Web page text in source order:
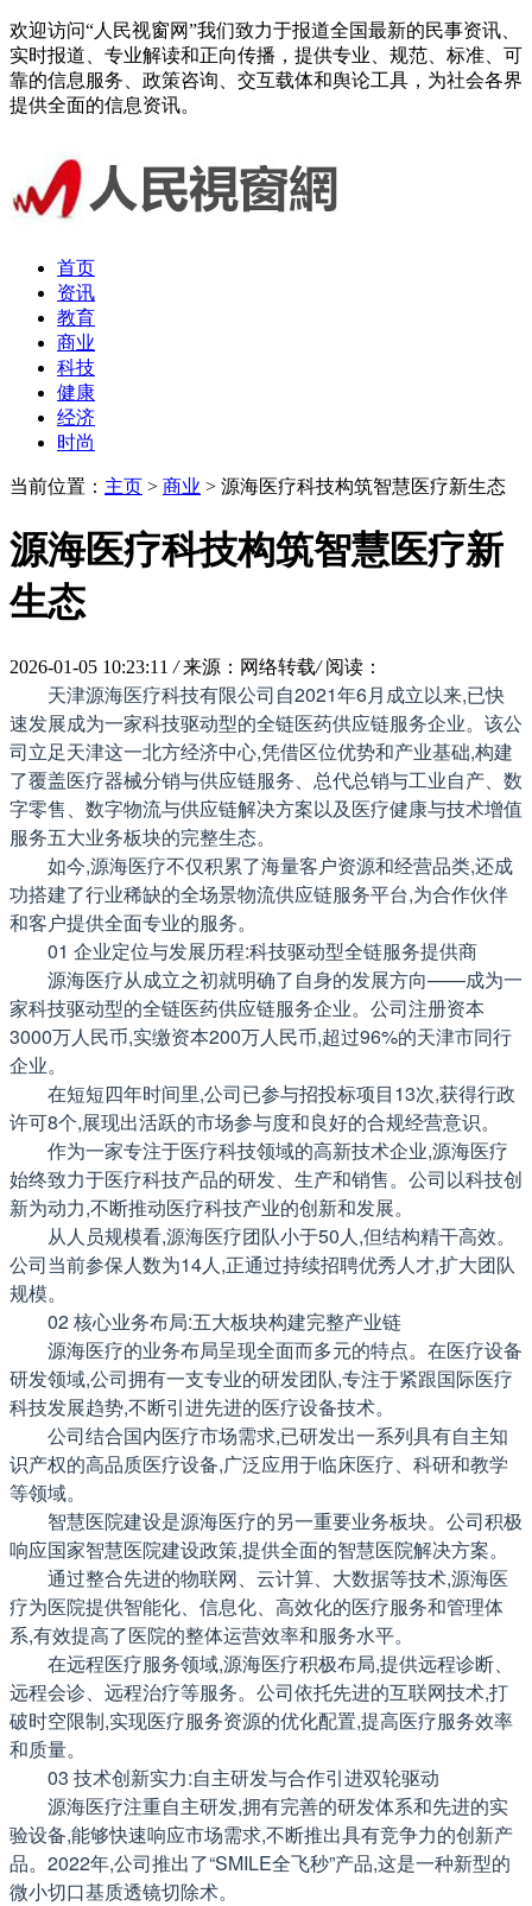
欢迎访问“人民视窗网”我们致力于报道全国最新的民事资讯、
实时报道、专业解读和正向传播，提供专业、规范、标准、可
靠的信息服务、政策咨询、交互载体和舆论工具，为社会各界
提供全面的信息资讯。
首页
资讯
教育
商业
科技
健康
经济
时尚
当前位置： 主页 > 商业 > 源海医疗科技构筑智慧医疗新生态
源海医疗科技构筑智慧医疗新
生态
2026-01-05 10:23:11 / 来源：网络转载/ 阅读：
天津源海医疗科技有限公司自2021年6月成立以来,已快
速发展成为一家科技驱动型的全链医药供应链服务企业。该公
司立足天津这一北方经济中心,凭借区位优势和产业基础,构建
了覆盖医疗器械分销与供应链服务、总代总销与工业自产、数
字零售、数字物流与供应链解决方案以及医疗健康与技术增值
服务五大业务板块的完整生态。
如今,源海医疗不仅积累了海量客户资源和经营品类,还成
功搭建了行业稀缺的全场景物流供应链服务平台,为合作伙伴
和客户提供全面专业的服务。
01 企业定位与发展历程:科技驱动型全链服务提供商
源海医疗从成立之初就明确了自身的发展方向——成为一
家科技驱动型的全链医药供应链服务企业。公司注册资本
3000万人民币,实缴资本200万人民币,超过96%的天津市同行
企业。
在短短四年时间里,公司已参与招投标项目13次,获得行政
许可8个,展现出活跃的市场参与度和良好的合规经营意识。
作为一家专注于医疗科技领域的高新技术企业,源海医疗
始终致力于医疗科技产品的研发、生产和销售。公司以科技创
新为动力,不断推动医疗科技产业的创新和发展。
从人员规模看,源海医疗团队小于50人,但结构精干高效。
公司当前参保人数为14人,正通过持续招聘优秀人才,扩大团队
规模。
02 核心业务布局:五大板块构建完整产业链
源海医疗的业务布局呈现全面而多元的特点。在医疗设备
研发领域,公司拥有一支专业的研发团队,专注于紧跟国际医疗
科技发展趋势,不断引进先进的医疗设备技术。
公司结合国内医疗市场需求,已研发出一系列具有自主知
识产权的高品质医疗设备,广泛应用于临床医疗、科研和教学
等领域。
智慧医院建设是源海医疗的另一重要业务板块。公司积极
响应国家智慧医院建设政策,提供全面的智慧医院解决方案。
通过整合先进的物联网、云计算、大数据等技术,源海医
疗为医院提供智能化、信息化、高效化的医疗服务和管理体
系,有效提高了医院的整体运营效率和服务水平。
在远程医疗服务领域,源海医疗积极布局,提供远程诊断、
远程会诊、远程治疗等服务。公司依托先进的互联网技术,打
破时空限制,实现医疗服务资源的优化配置,提高医疗服务效率
和质量。
03 技术创新实力:自主研发与合作引进双轮驱动
源海医疗注重自主研发,拥有完善的研发体系和先进的实
验设备,能够快速响应市场需求,不断推出具有竞争力的创新产
品。2022年,公司推出了“SMILE全飞秒”产品,这是一种新型的
微小切口基质透镜切除术。